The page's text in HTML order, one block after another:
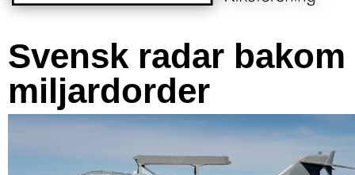
Svensk radar bakom
miljardorder